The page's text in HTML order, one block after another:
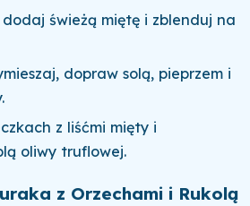
świeżą miętę i zblenduj na
dopraw solą, pieprzem i
z liśćmi mięty i
oliwy truflowej.
z Orzechami i Rukolą